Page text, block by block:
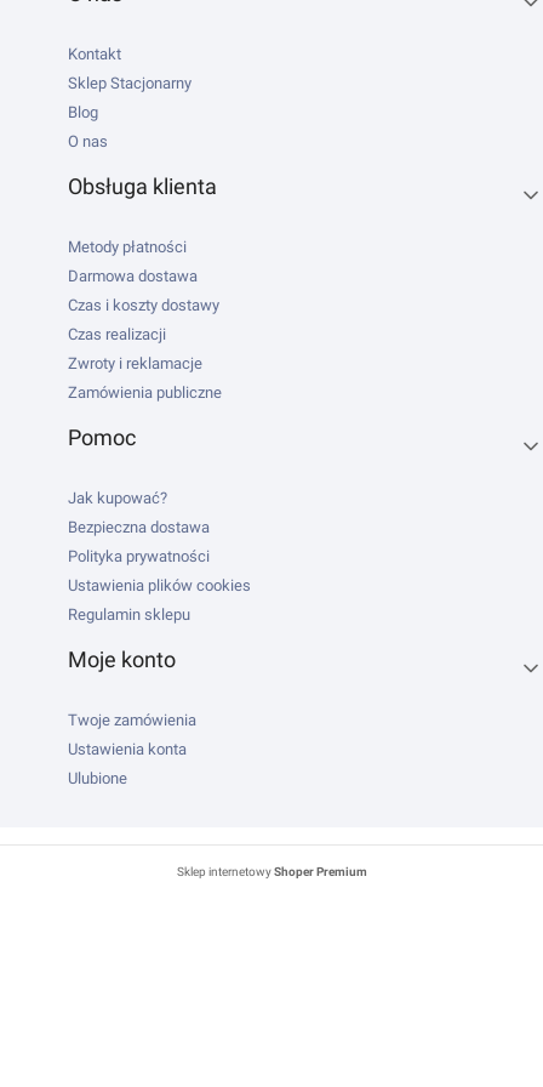
Kontakt
Sklep Stacjonarny
Blog
O nas
Obsługa klienta
Metody płatności
Darmowa dostawa
Czas i koszty dostawy
Czas realizacji
Zwroty i reklamacje
Zamówienia publiczne
Pomoc
Jak kupować?
Bezpieczna dostawa
Polityka prywatności
Ustawienia plików cookies
Regulamin sklepu
Moje konto
Twoje zamówienia
Ustawienia konta
Ulubione
Sklep internetowyShoper Premium